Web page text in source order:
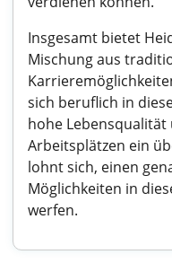
Insgesamt bietet
Mischung aus
sich beruflich in
hohe Lebensqualität
Arbeitsplätzen ein
lohnt sich, einen
Möglichkeiten in
werfen.